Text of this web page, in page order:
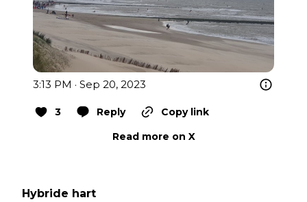
3:13 PM · Sep 20, 2023
3 Reply
Copy link
Read more on X
Hybride hart